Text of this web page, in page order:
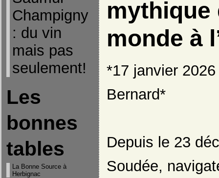
Champigny
: du vin
mais pas
seulement!
Les
bonnes
tables
La Bonne Source à
Herbignac
mythique
monde à
*17 janvier
Bernard*
Depuis le 23
Soudée,